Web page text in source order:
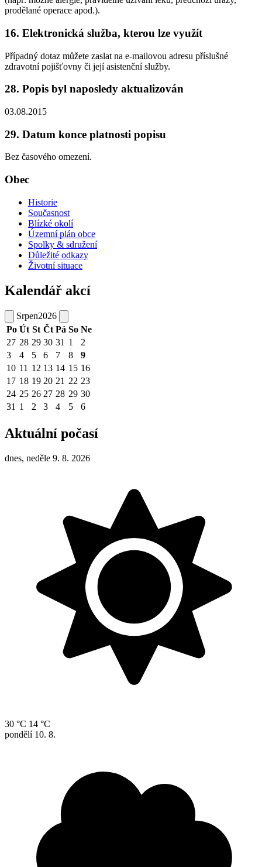
prodělané operace apod.).
16. Elektronická služba, kterou lze využít
Případný dotaz můžete zaslat na e-mailovou adresu příslušné
zdravotní pojišťovny či její asistenční služby.
28. Popis byl naposledy aktualizován
03.08.2015
29. Datum konce platnosti popisu
Bez časového omezení.
Obec
Historie
Současnost
Blízké okolí
Územní plán obce
Spolky & sdružení
Důležité odkazy
Životní situace
Kalendář akcí
Srpen2026
Po Út St Čt Pá So Ne
27 28 29 30 31 1
2
3
4 5 6 7 8
9
10 11 12 13 14 15 16
17 18 19 20 21 22 23
24 25 26 27 28 29 30
31 1 2 3 4 5 6
Aktuální počasí
dnes, neděle 9. 8. 2026
30 °C 14 °C
pondělí 10. 8.